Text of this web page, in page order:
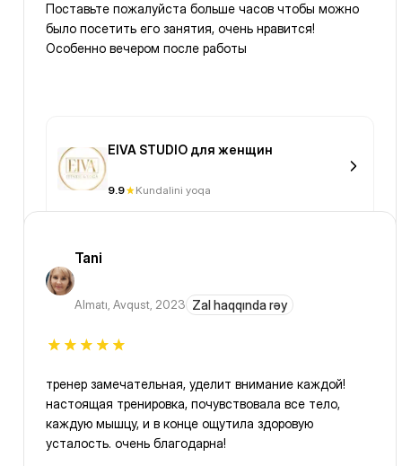
Поставьте пожалуйста больше часов чтобы можно
было посетить его занятия, очень нравится!
Особенно вечером после работы
EIVA STUDIO для женщин
9.9 Kundalini yoqa
Tani
Almatı, Avqust, 2023 Zal haqqında rəy
тренер замечательная, уделит внимание каждой!
настоящая тренировка, почувствовала все тело,
каждую мышцу, и в конце ощутила здоровую
усталость. очень благодарна!